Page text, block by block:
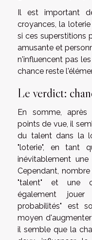
Il est important
croyances, la
si ces superstitions
amusante et
n'influencent pas
chance reste
Le verdict:
En somme,
points de vue, il
du talent dans la
"loterie", en tant
inévitablement
Cependant,
"talent" et une
également
probabilités" est
moyen
il semble que la